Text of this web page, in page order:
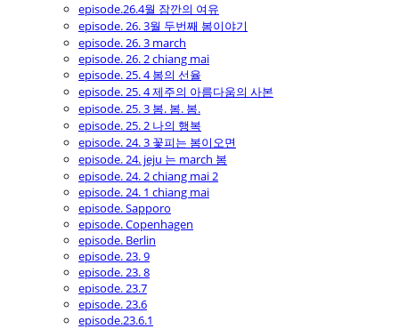
episode.26.4월 잠깐의 여유
episode. 26. 3월 두번째 봄이야기
episode. 26. 3 march
episode. 26. 2 chiang mai
episode. 25. 4 봄의 선율
episode. 25. 4 제주의 아름다움의 사본
episode. 25. 3 봄. 봄. 봄.
episode. 25. 2 나의 행복
episode. 24. 3 꽃피는 봄이오면
episode. 24. jeju 는 march 봄
episode. 24. 2 chiang mai 2
episode. 24. 1 chiang mai
episode. Sapporo
episode. Copenhagen
episode. Berlin
episode. 23. 9
episode. 23. 8
episode. 23.7
episode. 23.6
episode.23.6.1